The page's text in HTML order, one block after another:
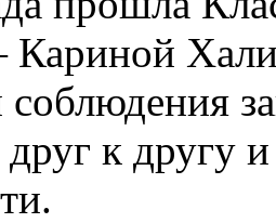
к другу